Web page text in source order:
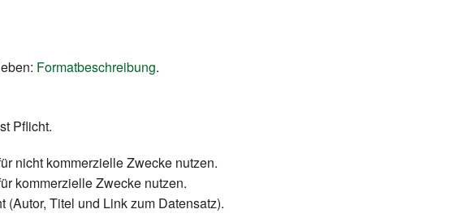
Formatbeschreibung.
Pflicht.
nicht kommerzielle Zwecke nutzen.
kommerzielle Zwecke nutzen.
Titel und Link zum Datensatz).